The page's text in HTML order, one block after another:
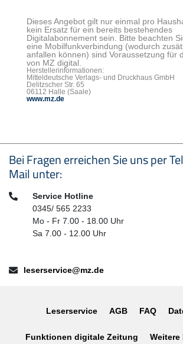
Dieses Angebot gilt nur einmal pro
kein Ersatz für ein bereits bestehendes
Digitalabonnement sein. Bitte beachten
eine Mobilfunkverbindung (wodurch
anfallen können) sind Voraussetzung für
von MZ digital.
Herstellerinformationen:
Mitteldeutsche Verlags- und Druckhaus GmbH
Delitzscher Str. 65
06112 Halle (Saale)
www.mz.de
Seitenfußbereich
Bei Fragen erreichen Sie uns per
Mail unter:
Telefon:Service Hotline
0345/ 565 2233
Mo - Fr 7.00 - 18.00 Uhr
Sa 7.00 - 12.00 Uhr
E-Mail:leserservice@mz.de
Leserservice AGB FAQ
Funktionen digitale Zeitung